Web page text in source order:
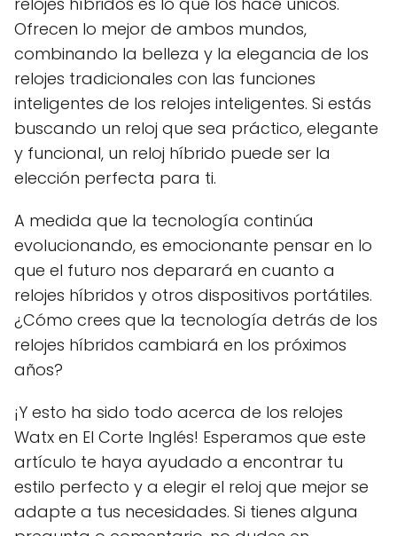
Ofrecen lo mejor de ambos mundos,
combinando la belleza y la elegancia de los
relojes tradicionales con las funciones
inteligentes de los relojes inteligentes. Si estás
buscando un reloj que sea práctico, elegante
y funcional, un reloj híbrido puede ser la
elección perfecta para ti.
A medida que la tecnología continúa
evolucionando, es emocionante pensar en lo
que el futuro nos deparará en cuanto a
relojes híbridos y otros dispositivos portátiles.
¿Cómo crees que la tecnología detrás de los
relojes híbridos cambiará en los próximos
años?
¡Y esto ha sido todo acerca de los relojes
Watx en El Corte Inglés! Esperamos que este
artículo te haya ayudado a encontrar tu
estilo perfecto y a elegir el reloj que mejor se
adapte a tus necesidades. Si tienes alguna